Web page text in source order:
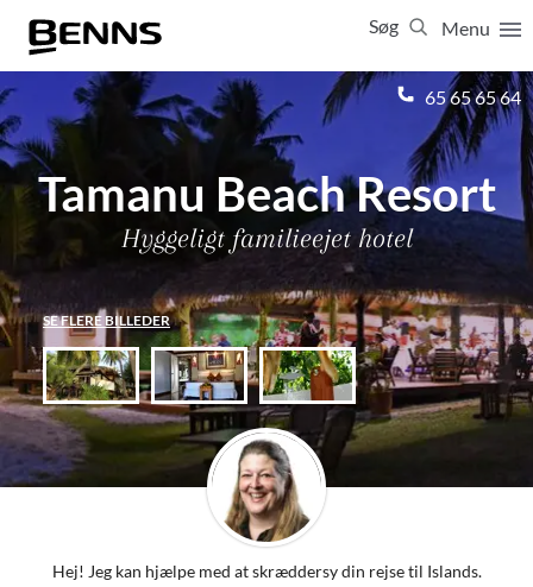
Menu
Søg
65 65 65 64
Tamanu Beach Resort
Hyggeligt familieejet hotel
SE FLERE BILLEDER
Hej! Jeg kan hjælpe med at skræddersy din rejse til Islands.
Luk
Vis resultater for: Alle
Ferierejser
Firma- og temarejser
Studierejser